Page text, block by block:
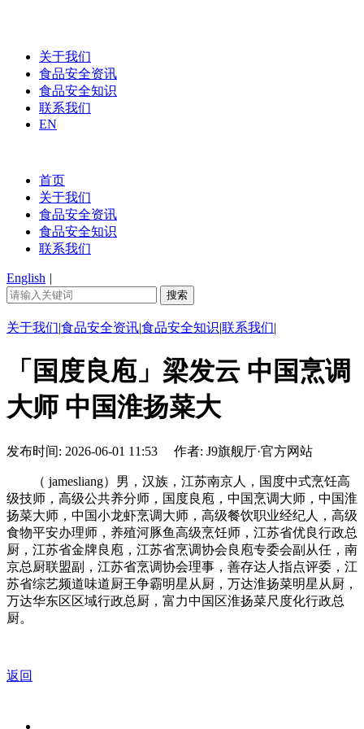
关于我们
食品安全资讯
食品安全知识
联系我们
EN
首页
关于我们
食品安全资讯
食品安全知识
联系我们
English |
关于我们|食品安全资讯|食品安全知识|联系我们|
「国度良庖」梁发云 中国烹调
大师 中国淮扬菜大
发布时间: 2026-06-01 11:53 作者: J9旗舰厅·官方网站
（ jamesliang）男，汉族，江苏南京人，国度中式烹饪高
级技师，高级公共养分师，国度良庖，中国烹调大师，中国淮
扬菜大师，中国小龙虾烹调大师，高级餐饮职业经纪人，高级
食物平安办理师，养殖河豚鱼高级烹饪师，江苏省优良行政总
厨，江苏省金牌良庖，江苏省烹调协会良庖专委会副从任，南
京总厨联盟副，江苏省烹调协会理事，善存达人指点评委，江
苏省综艺频道味道厨王争霸明星从厨，万达淮扬菜明星从厨，
万达华东区区域行政总厨，富力中国区淮扬菜尺度化行政总
厨。
返回